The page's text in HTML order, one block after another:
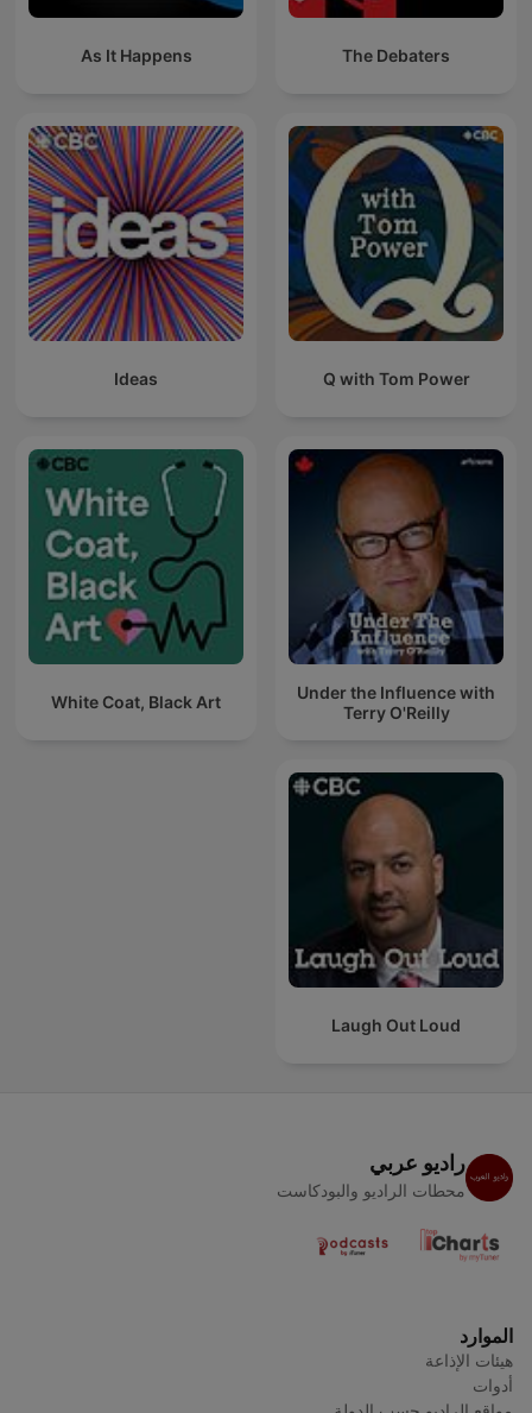
The Debaters
As It Happens
Q with Tom Power
Ideas
Under the Influence with
Terry O'Reilly
White Coat, Black Art
Laugh Out Loud
راديو عربي
محطات الراديو والبودكاست
الموارد
هيئات الإذاعة
أدوات